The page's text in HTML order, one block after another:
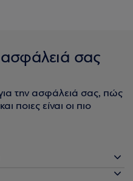
σας
την ασφάλειά σας, πώς
ποιες είναι οι πιο